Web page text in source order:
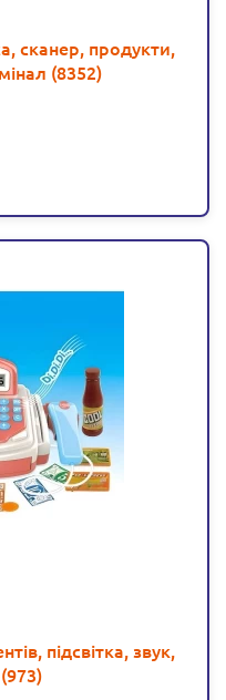
сканер, продукти,
(8352)
підсвітка, звук,